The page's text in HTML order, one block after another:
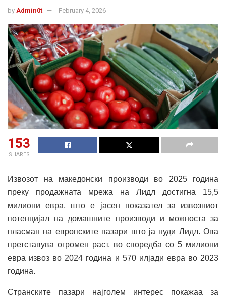
by Admin0t February 4, 2026
153
SHARES
Извозот на македонски производи во 2025 година
преку продажната мрежа на Лидл достигна 15,5
милиони евра, што е јасен показател за извозниот
потенцијал на домашните производи и можноста за
пласман на европските пазари што ја нуди Лидл. Ова
претставува огромен раст, во споредба со 5 милиони
евра извоз во 2024 година и 570 илјади евра во 2023
година.
Странските пазари најголем интерес покажаа за